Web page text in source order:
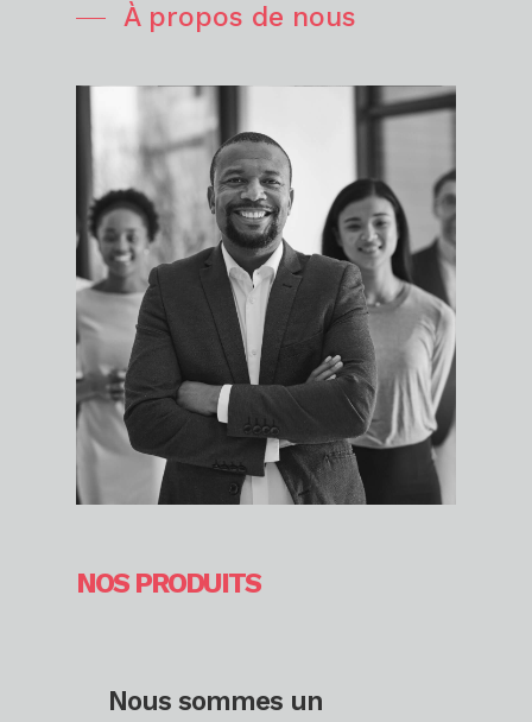
À propos de nous
NOS PRODUITS
Nous sommes un